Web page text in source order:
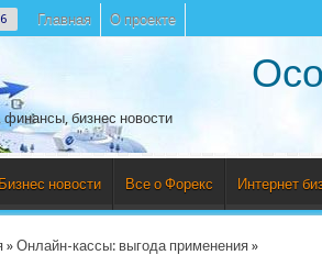
Главная О проекте
бизнес новости
Бизнес новости Все о Форекс Интернет
» Онлайн-кассы: выгода применения»